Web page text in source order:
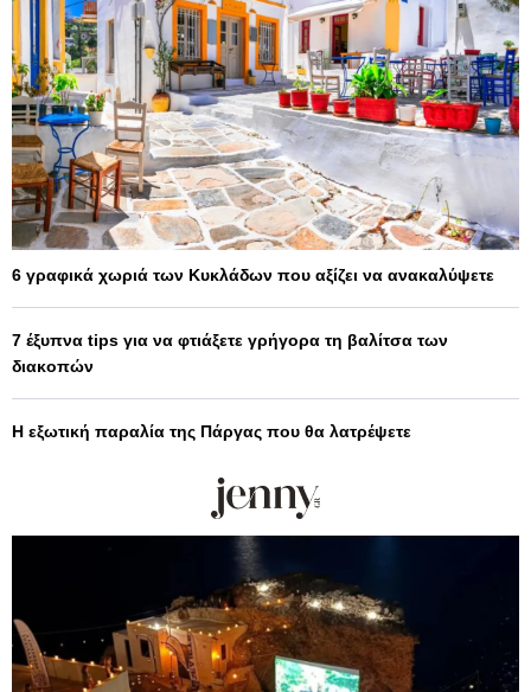
6 γραφικά χωριά των Κυκλάδων που αξίζει να ανακαλύψετε
7 έξυπνα tips για να φτιάξετε γρήγορα τη βαλίτσα των
διακοπών
Η εξωτική παραλία της Πάργας που θα λατρέψετε